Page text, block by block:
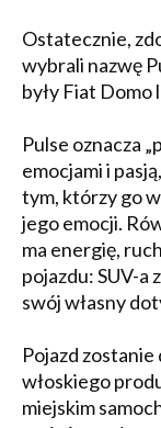
Ostatecznie,
wybrali nazwę
były Fiat Domo
Pulse oznacza
emocjami i
tym, którzy go
jego emocji.
ma energię,
pojazdu: SUV-a
swój własny
Pojazd
włoskiego
miejskim